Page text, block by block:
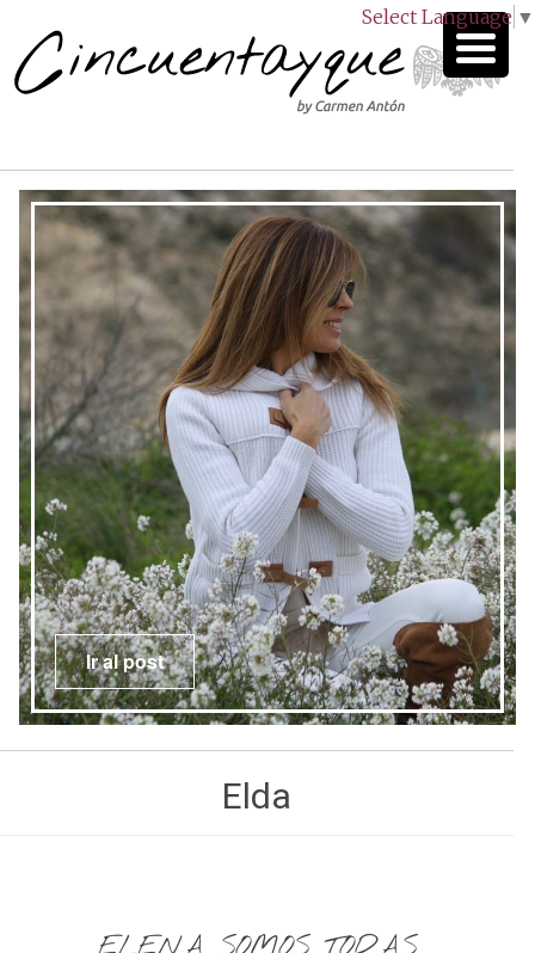
Select Language ▼
Ir al post
Elda